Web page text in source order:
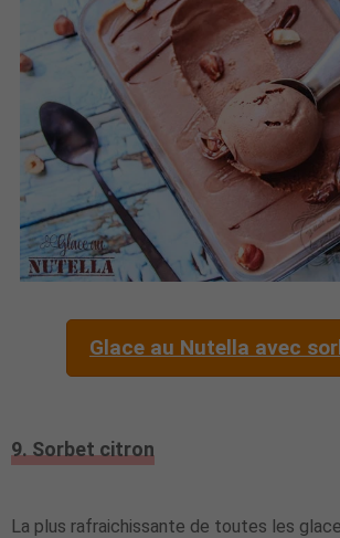
Glace au Nutella avec
9. Sorbet citron
La plus rafraichissante de toutes les